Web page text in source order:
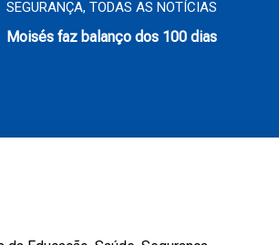
SEGURANÇA, TODAS AS NOTÍCIAS
Moisés faz balanço dos 100 dias